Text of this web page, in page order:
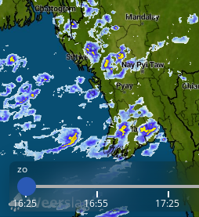
zo
16:25 16:55 17:25